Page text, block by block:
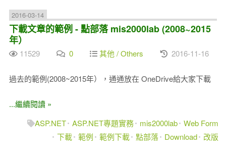
2016-03-14
下載文章的範例 - 點部落 mis2000lab (2008~2015
年）
11529 0 其他 / Others 2016-11-16
過去的範例(2008~2015年），通通放在 OneDrive給大家下載
...繼續閱讀 »
ASP.NET ASP.NET專題實務 mis2000lab Web Form
下載 範例 範例下載 點部落 Download 改版